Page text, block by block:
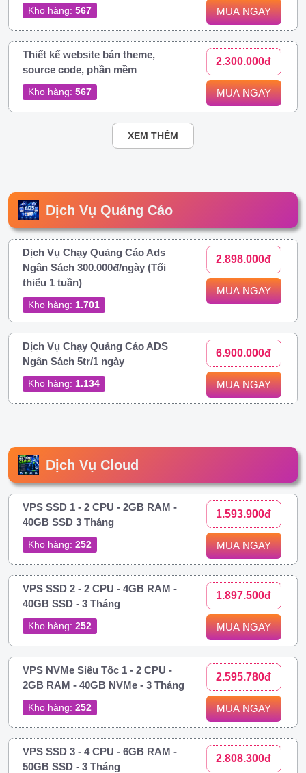
Kho hàng: 567 MUA NGAY
Thiết kế website bán theme,
source code, phần mềm
Kho hàng: 567
2.300.000đ
MUA NGAY
XEM THÊM
Dịch Vụ Quảng Cáo
Dịch Vụ Chạy Quảng Cáo Ads
Ngân Sách 300.000đ/ngày (Tối
thiểu 1 tuần)
Kho hàng: 1.701
2.898.000đ
MUA NGAY
Dịch Vụ Chạy Quảng Cáo ADS
Ngân Sách 5tr/1 ngày
Kho hàng: 1.134
6.900.000đ
MUA NGAY
Dịch Vụ Cloud
VPS SSD 1 - 2 CPU - 2GB RAM -
40GB SSD 3 Tháng
Kho hàng: 252
1.593.900đ
MUA NGAY
VPS SSD 2 - 2 CPU - 4GB RAM -
40GB SSD - 3 Tháng
Kho hàng: 252
1.897.500đ
MUA NGAY
VPS NVMe Siêu Tốc 1 - 2 CPU -
2GB RAM - 40GB NVMe - 3 Tháng
Kho hàng: 252
2.595.780đ
MUA NGAY
VPS SSD 3 - 4 CPU - 6GB RAM -
50GB SSD - 3 Tháng
2.808.300đ